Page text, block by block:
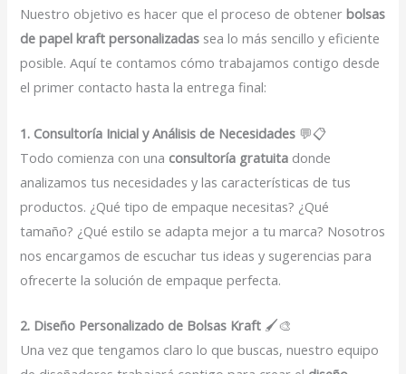
Nuestro objetivo es hacer que el proceso de obtenerbolsas
de papel kraft personalizadas sea lo más sencillo y eficiente
posible. Aquí te contamos cómo trabajamos contigo desde
el primer contacto hasta la entrega final:
1. Consultoría Inicial y Análisis de Necesidades 💬📋
Todo comienza con una consultoría gratuita donde
analizamos tus necesidades y las características de tus
productos. ¿Qué tipo de empaque necesitas? ¿Qué
tamaño? ¿Qué estilo se adapta mejor a tu marca? Nosotros
nos encargamos de escuchar tus ideas y sugerencias para
ofrecerte la solución de empaque perfecta.
2. Diseño Personalizado de Bolsas Kraft 🖌️🎨
Una vez que tengamos claro lo que buscas, nuestro equipo